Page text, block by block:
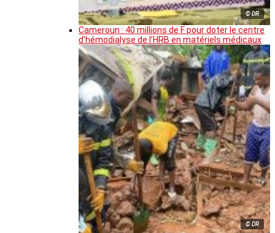
© DR
Cameroun : 40 millions de F pour doter le centre
d’hémodialyse de l’HRB en matériels médicaux
© DR